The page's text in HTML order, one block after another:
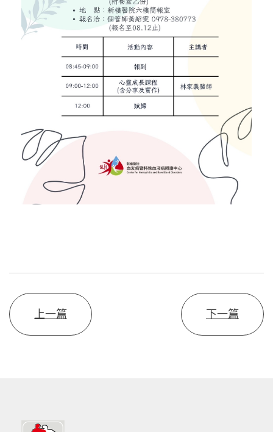
上一篇 下一篇